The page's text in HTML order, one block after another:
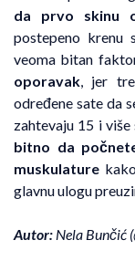
da prvo skinu
postepeno krenu
veoma bitan
oporavak , jer
određene sate da
zahtevaju 15 i
bitno da
muskulature
glavnu ulogu
Autor: Nela Bunčić (